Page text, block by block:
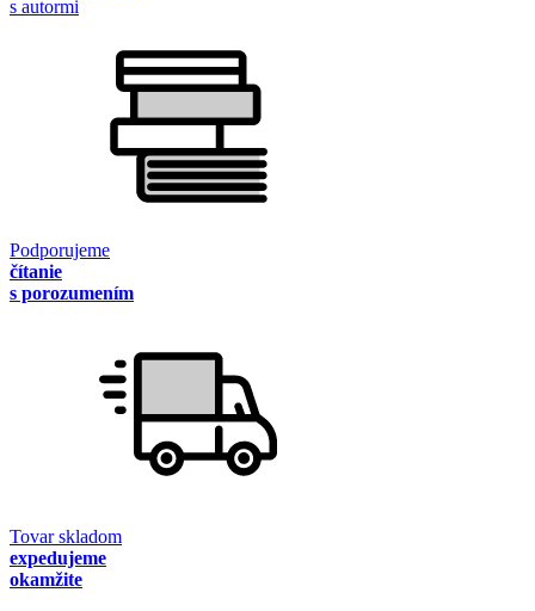
s autormi
Podporujeme
čítanie
s porozumením
Tovar skladom
expedujeme
okamžite